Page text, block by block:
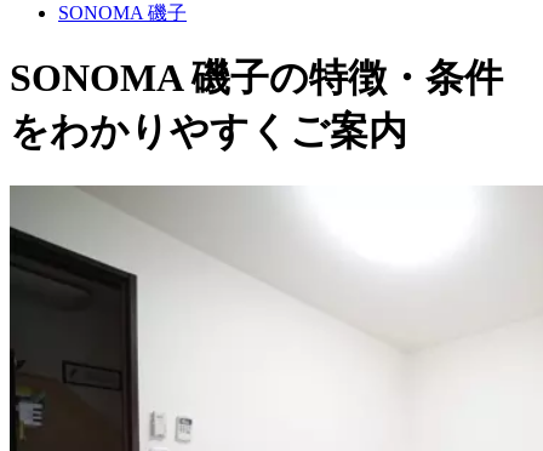
SONOMA 磯子
SONOMA 磯子の特徴・条件
をわかりやすくご案内